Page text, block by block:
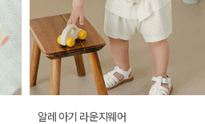
알레 아기 라운지웨어